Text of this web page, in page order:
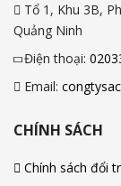
Tổ 1, Khu 3B,
Quảng Ninh
Điện thoại:
Email:
CHÍNH SÁCH
Chính sách đổi